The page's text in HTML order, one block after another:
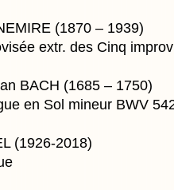
(1870 – 1939)
extr. des Cinq
BACH (1685 – 1750)
en Sol mineur BWV
(1926-2018)